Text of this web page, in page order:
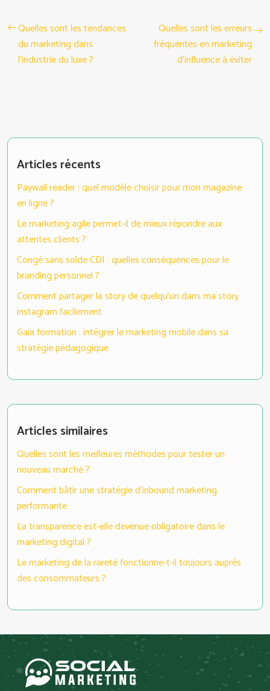
Quelles sont les tendances
du marketing dans
l’industrie du luxe ?
Quelles sont les erreurs
fréquentes en marketing
d’influence à éviter
Articles récents
Paywall reader : quel modèle choisir pour mon magazine
en ligne ?
Le marketing agile permet-il de mieux répondre aux
attentes clients ?
Congé sans solde CDI : quelles conséquences pour le
branding personnel ?
Comment partager la story de quelqu’un dans ma story
instagram facilement
Gaia formation : intégrer le marketing mobile dans sa
stratégie pédagogique
Articles similaires
Quelles sont les meilleures méthodes pour tester un
nouveau marché ?
Comment bâtir une stratégie d’inbound marketing
performante
La transparence est-elle devenue obligatoire dans le
marketing digital ?
Le marketing de la rareté fonctionne-t-il toujours auprès
des consommateurs ?